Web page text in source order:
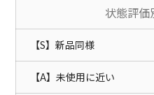
状態評価
【S】新品同様
【A】未使用に近い